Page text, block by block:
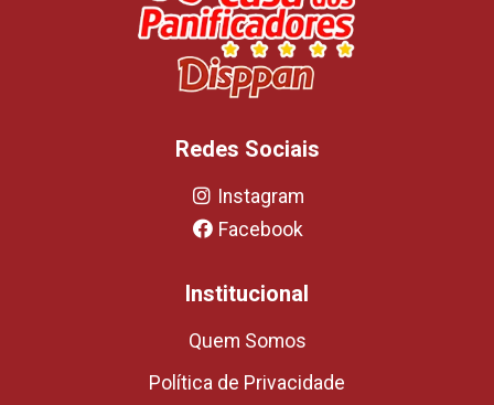
Redes Sociais
Instagram
Facebook
Institucional
Quem Somos
Política de Privacidade